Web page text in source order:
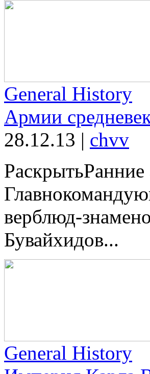
General History
Армии
28.12.13 | chvv
верблюд-
Бувайхидов...
General History